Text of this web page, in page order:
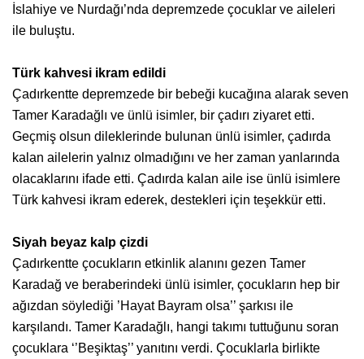
İslahiye ve Nurdağı’nda depremzede çocuklar ve aileleri
ile buluştu.
Türk kahvesi ikram edildi
Çadırkentte depremzede bir bebeği kucağına alarak seven
Tamer Karadağlı ve ünlü isimler, bir çadırı ziyaret etti.
Geçmiş olsun dileklerinde bulunan ünlü isimler, çadırda
kalan ailelerin yalnız olmadığını ve her zaman yanlarında
olacaklarını ifade etti. Çadırda kalan aile ise ünlü isimlere
Türk kahvesi ikram ederek, destekleri için teşekkür etti.
Siyah beyaz kalp çizdi
Çadırkentte çocukların etkinlik alanını gezen Tamer
Karadağ ve beraberindeki ünlü isimler, çocukların hep bir
ağızdan söylediği ’Hayat Bayram olsa’’ şarkısı ile
karşılandı. Tamer Karadağlı, hangi takımı tuttuğunu soran
çocuklara ‘’Beşiktaş’’ yanıtını verdi. Çocuklarla birlikte